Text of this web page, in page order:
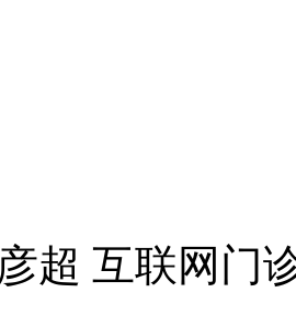
超 互联网门